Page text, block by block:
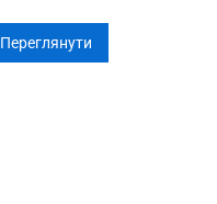
Переглянути